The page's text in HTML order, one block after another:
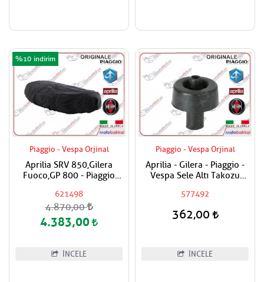
Piaggio - Vespa Orjinal
Aprilia SRV 850,Gilera
Fuoco,GP 800 - Piaggio
200,250,400,MP3 - Vespa
GTS 125,150,250,300 - gtv
250,300 -Primavera,Sprint
125,150 Sele altı montajlı
621498
%10
4.870,00
4.383,00
İNCELE
Piaggio - Vespa Orjinal
Aprilia - Gilera - Piaggio -
Vespa Sele Altı Takozu
577492
362,00
İNCELE